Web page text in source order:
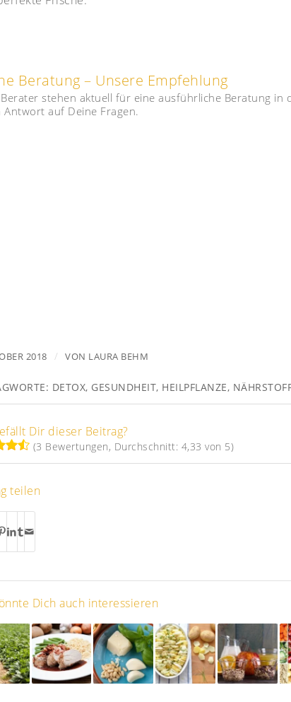
Beratung – Unsere Empfehlung
stehen aktuell für eine ausführliche Beratung in
Antwort auf Deine Fragen.
2018 / VON LAURA BEHM
DETOX, GESUNDHEIT, HEILPFLANZE,
Dir dieser Beitrag?
(3 Bewertungen, Durchschnitt: 4,33 von 5)
teilen
Dich auch interessieren